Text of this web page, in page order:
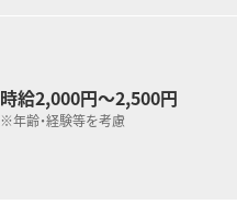
時給2,000円～2,500円
※年齢・経験等を考慮